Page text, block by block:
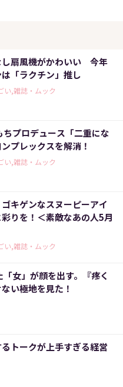
し扇風機がかわいい 今年
「ラクチン」推し
い,雑誌・ムック
プロデュース「二重にな
プレックスを解消！
い,雑誌・ムック
ゴキゲンなスヌーピーアイ
りを！＜素敵なあの人5月
い,雑誌・ムック
女」が顔を出す。『疼く
い極地を見た！
トークが上手すぎる経営